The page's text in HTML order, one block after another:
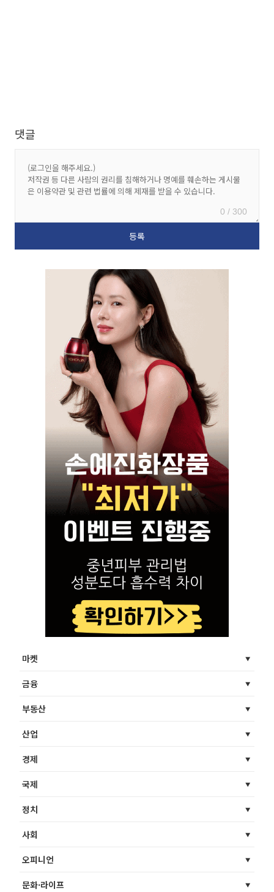
댓글
0 / 300
마켓
금융
부동산
산업
경제
국제
정치
사회
오피니언
문화·라이프